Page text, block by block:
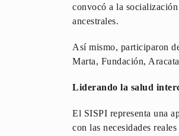
convocó a la
ancestrales.
Así mismo, participaron
Marta, Fundación,
Liderando la salud
El SISPI representa una
con las necesidades